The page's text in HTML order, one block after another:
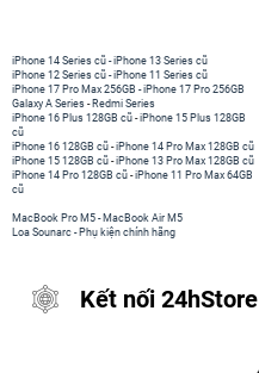
iPhone 14 Series cũ -iPhone 13 Series cũ
iPhone 12 Series cũ -iPhone 11 Series cũ
iPhone 17 Pro Max 256GB -iPhone 17 Pro 256GB
Galaxy A Series - Redmi Series
iPhone 16 Plus 128GB cũ -iPhone 15 Plus 128GB
cũ
iPhone 16 128GB cũ -iPhone 14 Pro Max 128GB cũ
iPhone 15 128GB cũ -iPhone 13 Pro Max 128GB cũ
iPhone 14 Pro 128GB cũ -iPhone 11 Pro Max 64GB
cũ
MacBook Pro M5 - MacBook Air M5
Loa Sounarc - Phụ kiện chính hãng
Kết nối 24hStore